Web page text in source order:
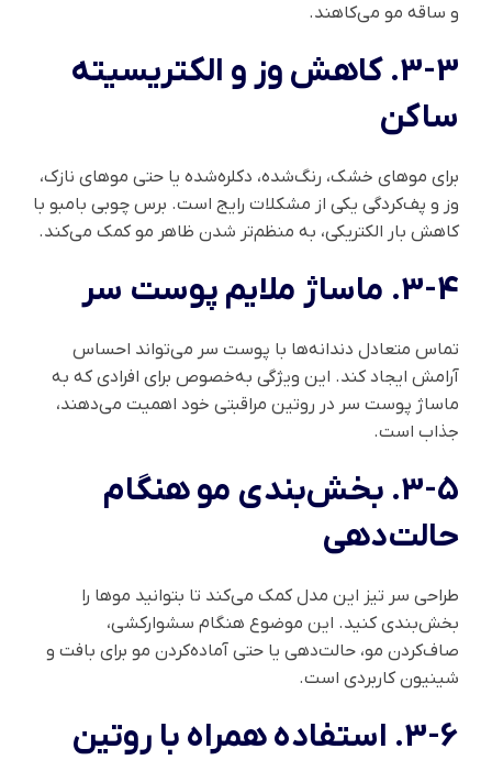
و ساقه مو می‌کاهند.
3-3. کاهش وز و الکتریسیته
ساکن
برای موهای خشک، رنگ‌شده، دکلره‌شده یا حتی موهای نازک،
وز و پف‌کردگی یکی از مشکلات رایج است. برس چوبی بامبو با
کاهش بار الکتریکی، به منظم‌تر شدن ظاهر مو کمک می‌کند.
3-4. ماساژ ملایم پوست سر
تماس متعادل دندانه‌ها با پوست سر می‌تواند احساس
آرامش ایجاد کند. این ویژگی به‌خصوص برای افرادی که به
ماساژ پوست سر در روتین مراقبتی خود اهمیت می‌دهند،
جذاب است.
3-5. بخش‌بندی مو هنگام
حالت‌دهی
طراحی سر تیز این مدل کمک می‌کند تا بتوانید موها را
بخش‌بندی کنید. این موضوع هنگام سشوارکشی،
صاف‌کردن مو، حالت‌دهی یا حتی آماده‌کردن مو برای بافت و
شینیون کاربردی است.
3-6. استفاده همراه با روتین